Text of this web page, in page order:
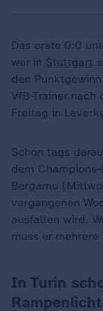
Das erste 0:0
war in Stuttgart
den
VfB-Trainer nach
Freitag in
Schon tags
dem
Bergamo
vergangenen
ausfallen wird.
muss er mehrere
In Turin
Rampenlicht